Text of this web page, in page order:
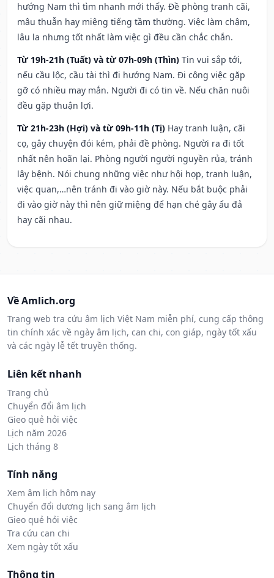
hướng Nam thì tìm nhanh mới thấy. Đề phòng tranh cãi,
mâu thuẫn hay miệng tiếng tầm thường. Việc làm chậm,
lâu la nhưng tốt nhất làm việc gì đều cần chắc chắn.
Từ 19h-21h (Tuất) và từ 07h-09h (Thìn) Tin vui sắp tới,
nếu cầu lộc, cầu tài thì đi hướng Nam. Đi công việc gặp
gỡ có nhiều may mắn. Người đi có tin về. Nếu chăn nuôi
đều gặp thuận lợi.
Từ 21h-23h (Hợi) và từ 09h-11h (Tị) Hay tranh luận, cãi
cọ, gây chuyện đói kém, phải đề phòng. Người ra đi tốt
nhất nên hoãn lại. Phòng người người nguyền rủa, tránh
lây bệnh. Nói chung những việc như hội họp, tranh luận,
việc quan,…nên tránh đi vào giờ này. Nếu bắt buộc phải
đi vào giờ này thì nên giữ miệng để hạn ché gây ẩu đả
hay cãi nhau.
Về Amlich.org
Trang web tra cứu âm lịch Việt Nam miễn phí, cung cấp thông
tin chính xác về ngày âm lịch, can chi, con giáp, ngày tốt xấu
và các ngày lễ tết truyền thống.
Liên kết nhanh
Trang chủ
Chuyển đổi âm lịch
Gieo quẻ hỏi việc
Lịch năm 2026
Lịch tháng 8
Tính năng
Xem âm lịch hôm nay
Chuyển đổi dương lịch sang âm lịch
Gieo quẻ hỏi việc
Tra cứu can chi
Xem ngày tốt xấu
Thông tin